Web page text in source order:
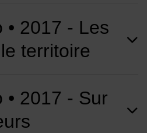
• 2017 - Les
territoire
• 2017 - Sur